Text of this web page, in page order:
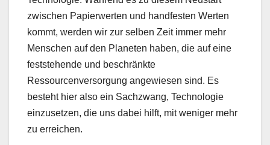
zwischen Papierwerten und handfesten Werten
kommt, werden wir zur selben Zeit immer mehr
Menschen auf den Planeten haben, die auf eine
feststehende und beschränkte
Ressourcenversorgung angewiesen sind. Es
besteht hier also ein Sachzwang, Technologie
einzusetzen, die uns dabei hilft, mit weniger mehr
zu erreichen.